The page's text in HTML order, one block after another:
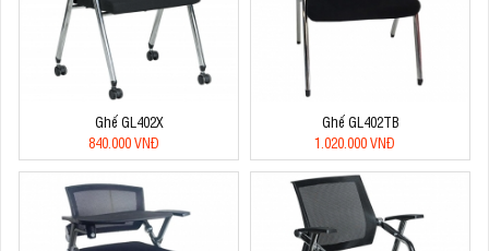
Ghế GL402X
840.000 VNĐ
Ghế GL402TB
1.020.000 VNĐ